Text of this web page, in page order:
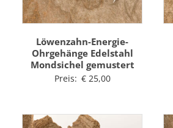
Löwenzahn-Energie-
Ohrgehänge Edelstahl
Mondsichel gemustert
Preis: €25,00